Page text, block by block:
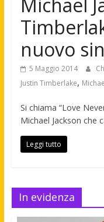
nuovo
5 Maggio 2014
Justin Timberlake,
Si chiama “Love
Michael Jackson che
Leggi tutto
In evidenza